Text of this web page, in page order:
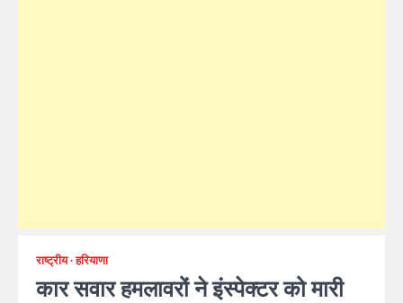
राष्ट्रीय हरियाणा
कार सवार हमलावरों ने इंस्पेक्टर को मारी